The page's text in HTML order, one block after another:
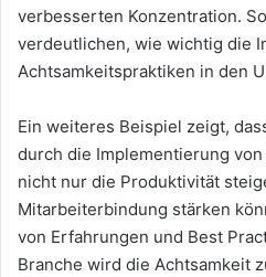
verbesserten Konzentration.
verdeutlichen, wie wichtig die
Achtsamkeitspraktiken in den
Ein weiteres Beispiel zeigt,
durch die Implementierung
nicht nur die Produktivität
Mitarbeiterbindung stärken
von Erfahrungen und Best
Branche wird die Achtsamkeit